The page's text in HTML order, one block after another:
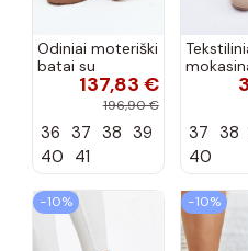
Odiniai moteriški
batai su
siūlėmis, pilies
tipo, Artiker
spalvos
137,83 €
196,90 €
36 37 38 39
40 41
smėlio
37 38
40
−10% −10%